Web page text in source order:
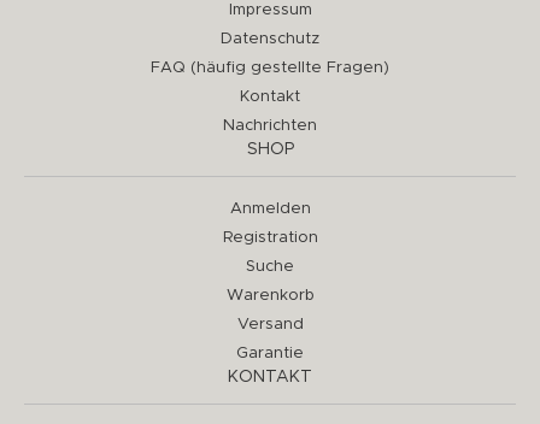
Impressum
Datenschutz
FAQ (häufig gestellte Fragen)
Kontakt
Nachrichten
SHOP
Anmelden
Registration
Suche
Warenkorb
Versand
Garantie
KONTAKT